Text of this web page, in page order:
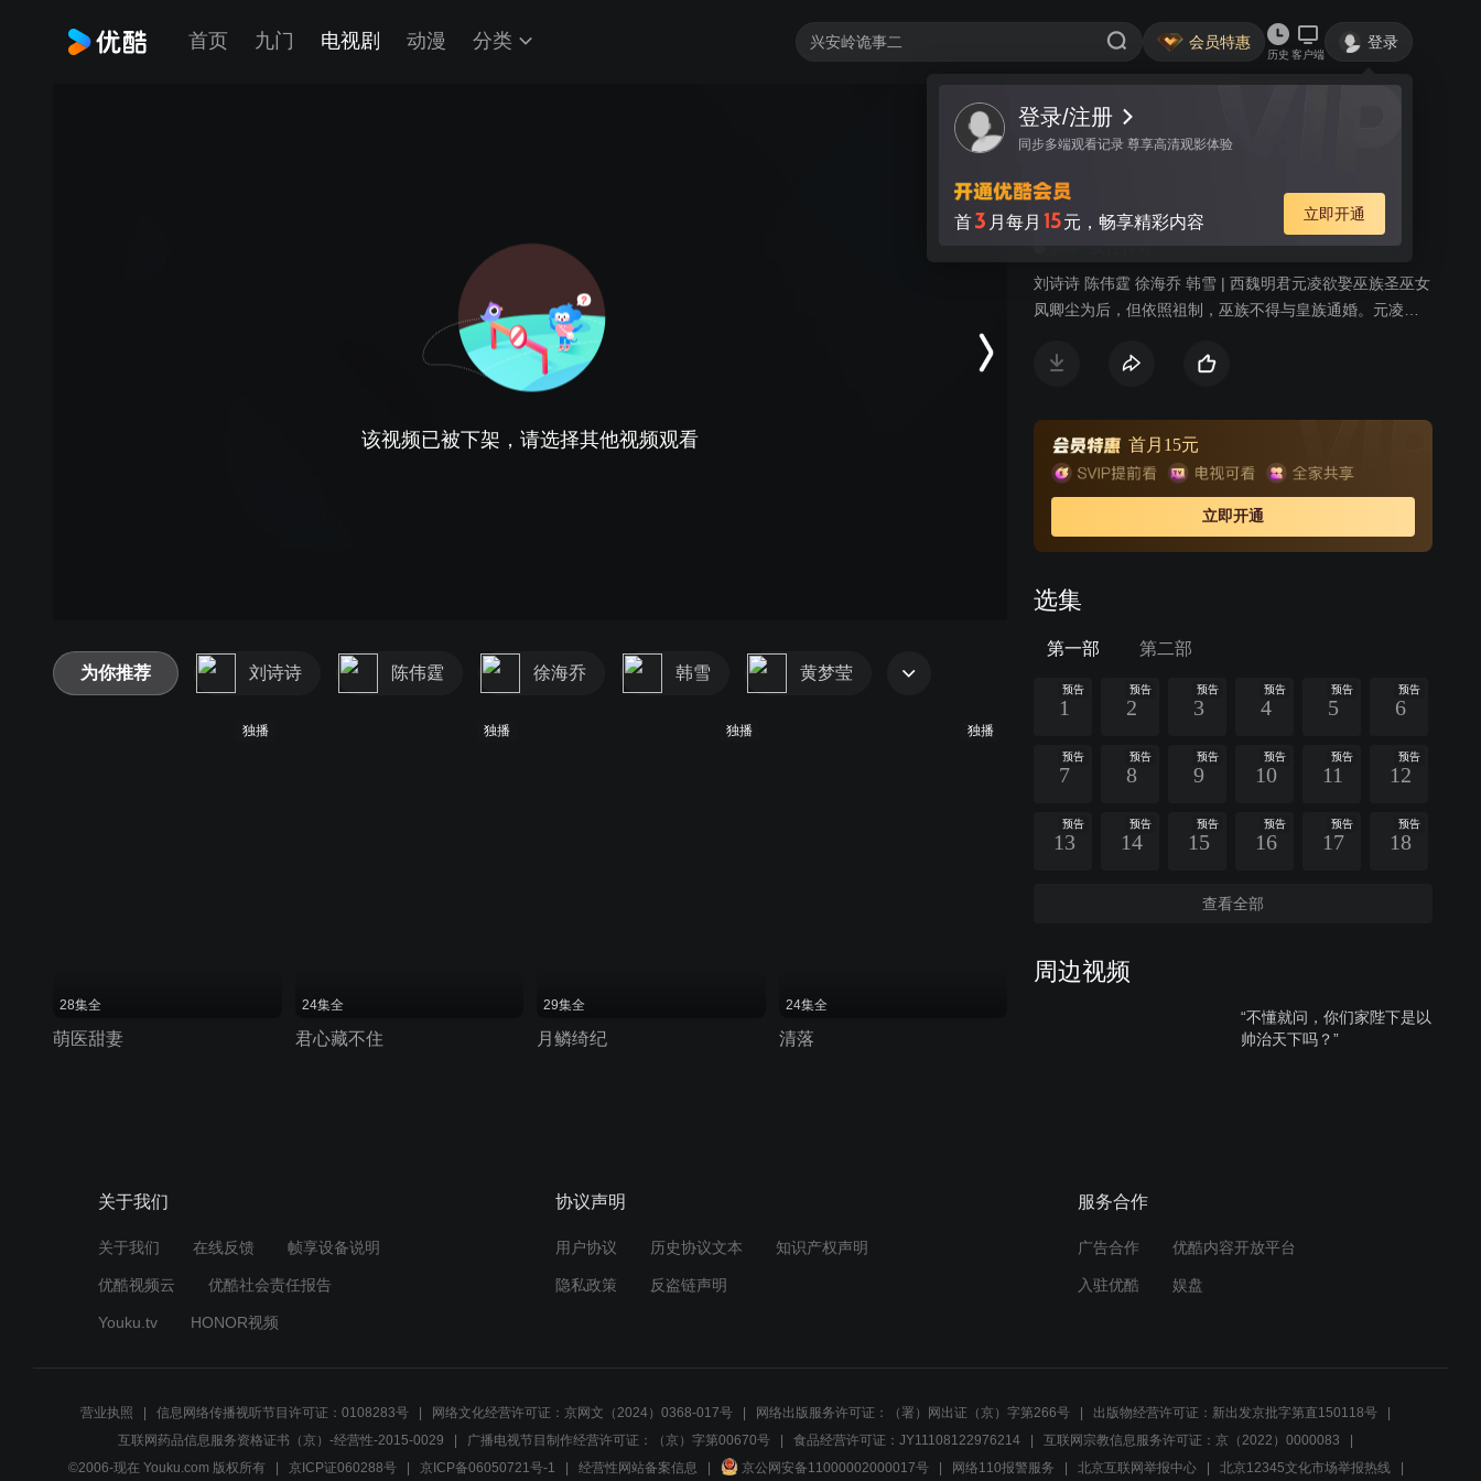
首页 九门 电视剧 动漫 分类 会员特惠
历史 客户端
登录
登录/注册
同步多端观看记录 尊享高清观影体验
首3 月每月 15元，畅享精彩内容 立即开通
该视频已被下架，请选择其他视频观看
视频 讨论
醉玲珑
女性传奇
刘诗诗 陈伟霆 徐海乔 韩雪 | 西魏明君元凌欲娶巫族圣巫女
凤卿尘为后，但依照祖制，巫族不得与皇族通婚。元凌不
被巫族驱逐，七皇子元湛发动兵变。眼见元凌因为自己而
现周遭的一切已经物是人非，巫族背负了谋逆血案，元凌
身世也迷雾重重，面对凤卿尘，元凌已宛若陌路。命运让
他们再度相遇，凤卿尘却不得不隐藏自己对元凌的深情，
暗中守护并辅助元凌。相守相知却不敢相恋，情路坎坷而
又漫长，当时空扭转，前尘不再，相逢的人可否再携手？
首月15元
立即开通
选集
第一部 第二部
预告
1
预告
2
预告
3
预告
4
预告
5
预告
6
预告
7
预告
8
预告
9
预告
10
预告
11
预告
12
预告
13
预告
14
预告
15
预告
16
预告
17
预告
18
查看全部
周边视频
“不懂就问，你们家陛下是以
帅治天下吗？”
竟然一呼百应 太帅了
01:22
为你推荐 刘诗诗 陈伟霆 徐海乔 韩雪 黄梦莹
独播
28集全
萌医甜妻
独播
24集全
君心藏不住
独播
29集全
月鳞绮纪
独播
24集全
清落
关于我们
关于我们 在线反馈 帧享设备说明
优酷视频云 优酷社会责任报告
Youku.tv HONOR视频
协议声明
用户协议 历史协议文本 知识产权声明
隐私政策 反盗链声明
服务合作
广告合作 优酷内容开放平台
入驻优酷 娱盘
营业执照 信息网络传播视听节目许可证：0108283号 网络文化经营许可证：京网文（2024）0368-017号 网络出版服务许可证：（署）网出证（京）字第266号
出版物经营许可证：新出发京批字第直150118号
互联网药品信息服务资格证书（京）-经营性-2015-0029
广播电视节目制作经营许可证：（京）字第00670号 食品经营许可证：JY11108122976214
互联网宗教信息服务许可证：京（2022）0000083
©2006-现在 Youku.com 版权所有
京ICP证060288号 京ICP备06050721号-1 经营性网站备案信息 京公网安备11000002000017号 网络110报警服务 北京互联网举报中心 北京12345文化市场举报热线